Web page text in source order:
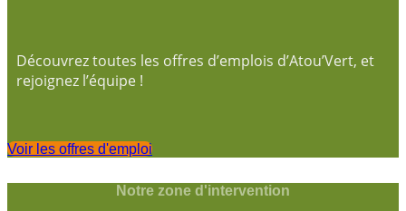
Découvrez toutes les offres d’emplois d’Atou’Vert, et
rejoignez l’équipe !
Voir les offres d'emploi
Notre zone d'intervention